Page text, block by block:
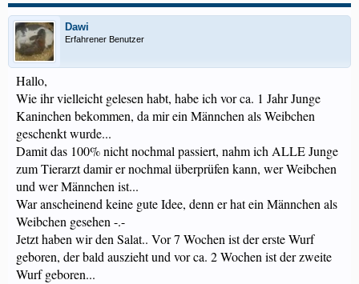
Dawi
Erfahrener Benutzer
Hallo,
Wie ihr vielleicht gelesen habt, habe ich vor ca. 1 Jahr Junge
Kaninchen bekommen, da mir ein Männchen als Weibchen
geschenkt wurde...
Damit das 100% nicht nochmal passiert, nahm ich ALLE Junge
zum Tierarzt damir er nochmal überprüfen kann, wer Weibchen
und wer Männchen ist...
War anscheinend keine gute Idee, denn er hat ein Männchen als
Weibchen gesehen -.-
Jetzt haben wir den Salat.. Vor 7 Wochen ist der erste Wurf
geboren, der bald auszieht und vor ca. 2 Wochen ist der zweite
Wurf geboren...